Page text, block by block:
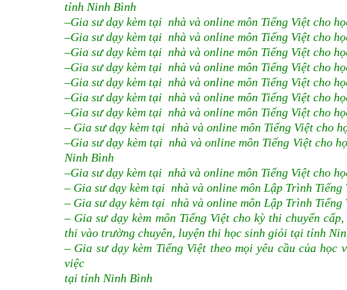
tỉnh Ninh Bình
–Gia sư dạy kèm tại nhà và online môn Tiếng Việt cho
–Gia sư dạy kèm tại nhà và online môn Tiếng Việt cho
–Gia sư dạy kèm tại nhà và online môn Tiếng Việt cho
–Gia sư dạy kèm tại nhà và online môn Tiếng Việt cho
–Gia sư dạy kèm tại nhà và online môn Tiếng Việt cho
–Gia sư dạy kèm tại nhà và online môn Tiếng Việt cho
–Gia sư dạy kèm tại nhà và online môn Tiếng Việt cho
– Gia sư dạy kèm tại nhà và online môn Tiếng Việt cho
–Gia sư dạy kèm tại nhà và online môn Tiếng Việt cho
Ninh Bình
–Gia sư dạy kèm tại nhà và online môn Tiếng Việt cho
– Gia sư dạy kèm tại nhà và online môn Lập Trình
– Gia sư dạy kèm tại nhà và online môn Lập Trình
– Gia sư dạy kèm môn Tiếng Việt cho kỳ thi chuyển
thi vào trường chuyên, luyện thi học sinh giỏi tại tỉnh
– Gia sư dạy kèm Tiếng Việt theo mọi yêu cầu của
việc
tại tỉnh Ninh Bình